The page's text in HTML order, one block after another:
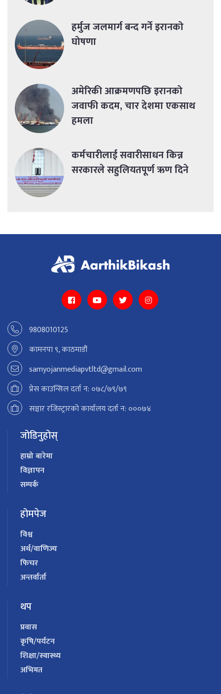
हर्मुज जलमार्ग बन्द गर्ने इरानको
घोषणा
अमेरिकी आक्रमणपछि इरानको
जवाफी कदम, चार देशमा एकसाथ
हमला
कर्मचारीलाई सवारीसाधन किन्न
सरकारले सहुलियतपूर्ण ऋण दिने
9808010125
कामनपा ९, काठमाडौं
samyojanmediapvtltd@gmail.com
प्रेस काउन्सिल दर्ता न: ०७८/७९/७९
सञ्चार रजिस्ट्रारको कार्यालय दर्ता न: ०००७४
जोडिनुहोस्
हाम्रो बारेमा
विज्ञापन
सम्पर्क
होमपेज
विश्व
अर्थ/वाणिज्य
फिचर
अन्तर्वार्ता
थप
प्रवास
कृषि/पर्यटन
शिक्षा/स्वास्थ्य
अभिमत